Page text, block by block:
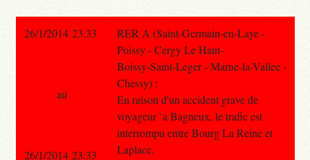
26/1/2014 23:33
RER A (Saint-Germain-en-Laye -
Poissy - Cergy Le Haut-
Boissy-Saint-Leger - Marne-la-Vallee -
Chessy) :
En raison d'un accident grave de
voyageur `a Bagneux, le trafic est
interrompu entre Bourg La Reine et
Laplace.
au
26/1/2014 23:33